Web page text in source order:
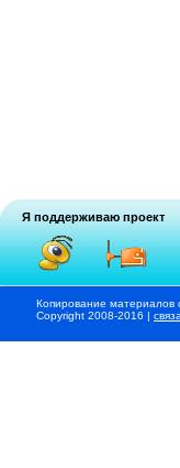
Я поддерживаю проект
Копирование материалов
Copyright 2008-2016 |